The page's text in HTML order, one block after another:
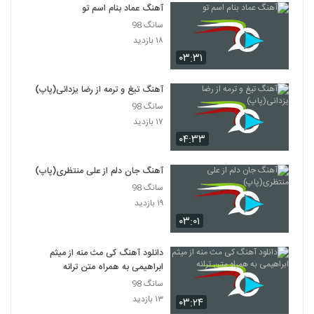
2769
Nasho)
۳۳۳ بازدید
آهنگ رو اسمش حساسم از شهداد شعبان
نژاد(پاپ)
2772
موزیک زیبای رنگ چشمات از متین معزپور
۲۹۵ بازدید
دانلود آهنگ جدید و زیبای ماکیچی با نام قانون
۰۳:۳۱
آهنگ عماد بنام اسم تو
سانگ 98
۱۸ بازدید
۰۴:۳۳
آهنگ تیغ و ترمه از رضا یزدانی(پاپ)
سانگ 98
۱۷ بازدید
۰۳:۰۱
آهنگ جان دلم از علی منتظری(پاپ)
سانگ 98
۱۹ بازدید
۰۳:۲۴
دانلود آهنگ کی مث منه از میثم
ابراهیمی به همراه متن ترانه
سانگ 98
۱۳ بازدید